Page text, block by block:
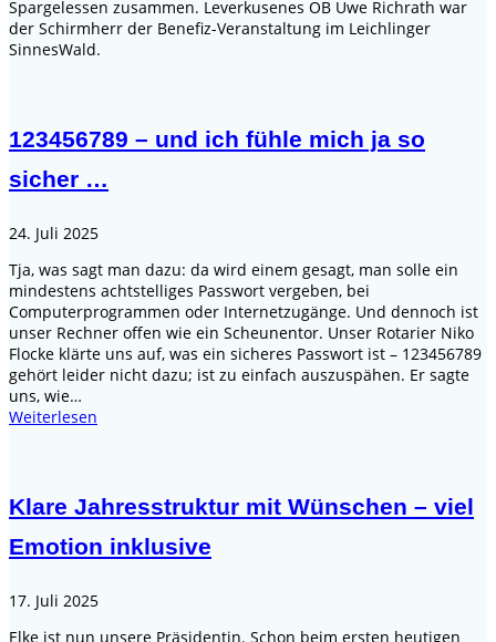
Spargelessen zusammen. Leverkusenes OB Uwe Richrath war
der Schirmherr der Benefiz-Veranstaltung im Leichlinger
SinnesWald.
123456789 – und ich fühle mich ja so
sicher …
24. Juli 2025
Tja, was sagt man dazu: da wird einem gesagt, man solle ein
mindestens achtstelliges Passwort vergeben, bei
Computerprogrammen oder Internetzugänge. Und dennoch ist
unser Rechner offen wie ein Scheunentor. Unser Rotarier Niko
Flocke klärte uns auf, was ein sicheres Passwort ist – 123456789
gehört leider nicht dazu; ist zu einfach auszuspähen. Er sagte
uns, wie…
Weiterlesen
Klare Jahresstruktur mit Wünschen – viel
Emotion inklusive
17. Juli 2025
Elke ist nun unsere Präsidentin. Schon beim ersten heutigen